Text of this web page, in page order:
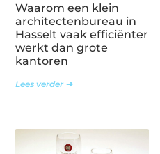
Waarom een klein
architectenbureau in
Hasselt vaak efficiënter
werkt dan grote
kantoren
Lees verder ➜